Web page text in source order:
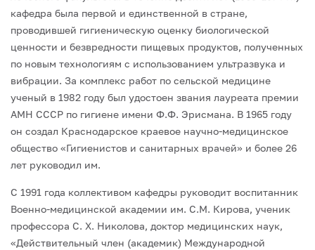
кафедра была первой и единственной в стране,
проводившей гигиеническую оценку биологической
ценности и безвредности пищевых продуктов, полученных
по новым технологиям с использованием ультразвука и
вибрации. За комплекс работ по сельской медицине
ученый в 1982 году был удостоен звания лауреата премии
АМН СССР по гигиене имени Ф.Ф. Эрисмана. В 1965 году
он создал Краснодарское краевое научно-медицинское
общество «Гигиенистов и санитарных врачей» и более 26
лет руководил им.
С 1991 года коллективом кафедры руководит воспитанник
Военно-медицинской академии им. С.М. Кирова, ученик
профессора С. Х. Николова, доктор медицинских наук,
«Действительный член (академик) Международной